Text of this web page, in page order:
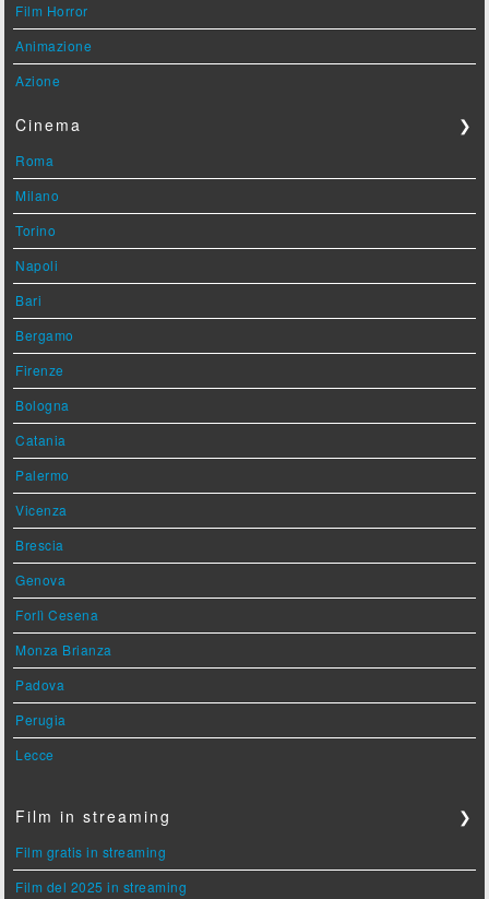
Film Horror
Animazione
Azione
Cinema ❯
Roma
Milano
Torino
Napoli
Bari
Bergamo
Firenze
Bologna
Catania
Palermo
Vicenza
Brescia
Genova
Forlì Cesena
Monza Brianza
Padova
Perugia
Lecce
Film in streaming ❯
Film gratis in streaming
Film del 2025 in streaming